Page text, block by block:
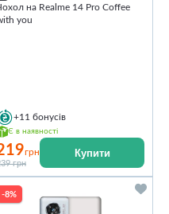
на Realme 14 Pro Coffee
you
+11 бонусів
Є в наявності
грн
грн
Купити
-8%